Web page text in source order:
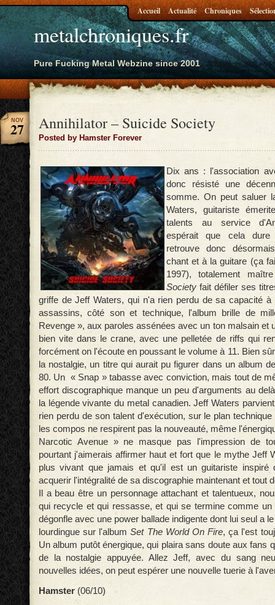
metalchroniques.fr
Pure Fucking Metal Webzine since 2001
Accueil Actualité Chroniques
Annihilator – Suicide Society
Posted by Hamster Forever
NOV
27
Dix ans : l'association
donc résisté une
somme. On peut saluer
Waters, guitariste
talents au service
espérait que cela
retrouve donc
chant et à la guitare (ça
1997), totalement
Society fait défiler ses
griffe de Jeff Waters, qui n'a rien perdu de sa capacité
assassins, côté son et technique, l'album brille de
Revenge », aux paroles assénées avec un ton malsain et
bien vite dans le crane, avec une pelletée de riffs qui
forcément on l'écoute en poussant le volume à 11. Bien
la nostalgie, un titre qui aurait pu figurer dans un album
80. Un « Snap » tabasse avec conviction, mais tout de
effort discographique manque un peu d'arguments au
la légende vivante du metal canadien. Jeff Waters
rien perdu de son talent d'exécution, sur le plan
les compos ne respirent pas la nouveauté, même
Narcotic Avenue » ne masque pas l'impression de
pourtant j'aimerais affirmer haut et fort que le mythe Jeff
plus vivant que jamais et qu'il est un guitariste inspiré
acquerir l'intégralité de sa discographie maintenant et tout
Il a beau être un personnage attachant et talentueux,
qui recycle et qui ressasse, et qui se termine comme un
dégonfle avec une power ballade indigente dont lui seul a
lourdingue sur l'albumSet The World On Fire, ça l'est
Un album putôt énergique, qui plaira sans doute aux fans
de la nostalgie appuyée. Allez Jeff, avec du sang
nouvelles idées, on peut espérer une nouvelle tuerie à
Hamster (06/10)